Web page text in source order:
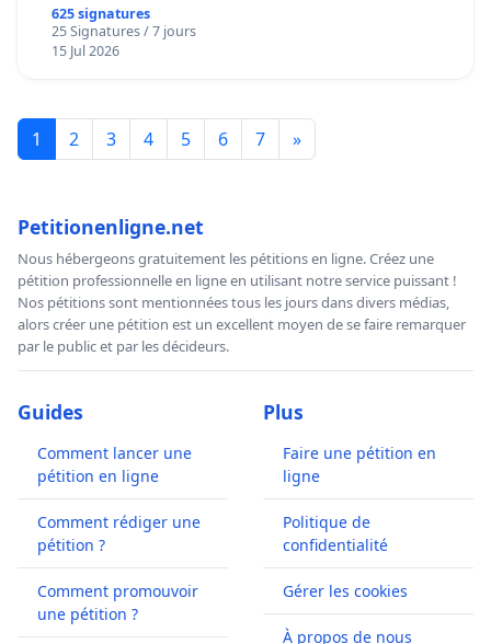
625 signatures
25 Signatures / 7 jours
15 Jul 2026
1 2 3 4 5 6 7 »
Petitionenligne.net
Nous hébergeons gratuitement les pétitions en ligne. Créez une
pétition professionnelle en ligne en utilisant notre service puissant !
Nos pétitions sont mentionnées tous les jours dans divers médias,
alors créer une pétition est un excellent moyen de se faire remarquer
par le public et par les décideurs.
Guides
Comment lancer une
pétition en ligne
Comment rédiger une
pétition ?
Comment promouvoir
une pétition ?
Plus
Faire une pétition en
ligne
Politique de
confidentialité
Gérer les cookies
À propos de nous